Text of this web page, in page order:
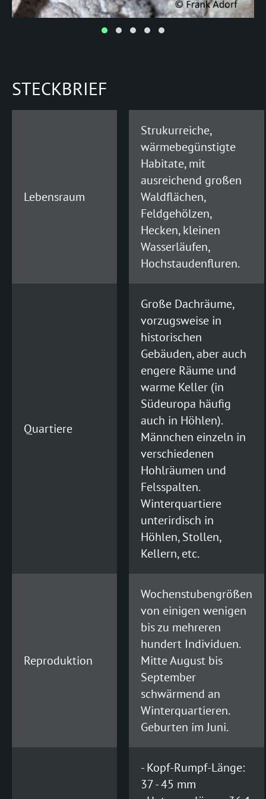
noctula
(Grosser Abendsegler)
auritus
RHINOLOPHUS
(Große Hufeisennase)
STECKBRIEF
Lebensraum
Strukurreiche,
wärmebegünstigte
Habitate, mit
ausreichend großen
Waldflächen,
Feldgehölzen,
Hecken, kleinen
Wasserläufen,
Hochstaudenfluren.
Quartiere
Große Dachräume,
vorzugsweise in
historischen
Gebäuden, aber auch
engere Räume und
warme Keller (in
Südeuropa häufig
auch in Höhlen).
Männchen einzeln in
verschiedenen
Hohlräumen und
Felsspalten.
Winterquartiere
unterirdisch in
Höhlen, Stollen,
Kellern, etc.
Reproduktion
Wochenstubengrößen
von einigen wenigen
bis zu mehreren
hundert Individuen.
Mitte August bis
September
schwärmend an
Winterquartieren.
Geburten im Juni.
- Kopf-Rumpf-Länge:
37 - 45 mm